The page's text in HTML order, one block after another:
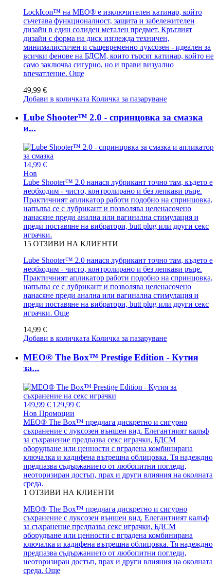
LockIcon™ на MEO® е изключителен катинар, който
съчетава функционалност, защита и забележителен
дизайн в един солиден метален предмет. Кръглият
дизайн с форма на диск изглежда техничен,
минималистичен и същевременно луксозен - идеален за
всички фенове на БДСМ, които търсят катинар, който не
само заключва сигурно, но и прави визуално
впечатление. Още
49,99 €
Добави в количката Количка за пазаруване
Lube Shooter™ 2.0 - спринцовка за смазка
и...
14,99 €
Нов
Lube Shooter™ 2.0 нанася лубрикант точно там, където е
необходим - чисто, контролирано и без лепкави ръце.
Практичният апликатор работи подобно на спринцовка,
напълва се с лубрикант и позволява целенасочено
нанасяне преди анална или вагинална стимулация и
преди поставяне на вибратори, butt plug или други секс
играчки.
15 ОТЗИВИ НА КЛИЕНТИ
Lube Shooter™ 2.0 нанася лубрикант точно там, където е
необходим - чисто, контролирано и без лепкави ръце.
Практичният апликатор работи подобно на спринцовка,
напълва се с лубрикант и позволява целенасочено
нанасяне преди анална или вагинална стимулация и
преди поставяне на вибратори, butt plug или други секс
играчки. Още
14,99 €
Добави в количката Количка за пазаруване
MEO® The Box™ Prestige Edition - Кутия
за...
149,99 € 129,99 €
Нов Промоции
MEO® The Box™ предлага дискретно и сигурно
съхранение с луксозен външен вид. Елегантният калъф
за съхранение предпазва секс играчки, БДСМ
оборудване или ценности с вградена комбинирана
ключалка и кадифена вътрешна облицовка. Тя надеждно
предпазва съдържанието от любопитни погледи,
неоторизиран достъп, прах и други влияния на околната
среда.
1 ОТЗИВИ НА КЛИЕНТИ
MEO® The Box™ предлага дискретно и сигурно
съхранение с луксозен външен вид. Елегантният калъф
за съхранение предпазва секс играчки, БДСМ
оборудване или ценности с вградена комбинирана
ключалка и кадифена вътрешна облицовка. Тя надеждно
предпазва съдържанието от любопитни погледи,
неоторизиран достъп, прах и други влияния на околната
среда. Още